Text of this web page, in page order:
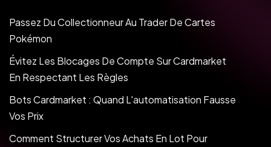
Passez Du Collectionneur Au Trader De Cartes
Pokémon
Évitez Les Blocages De Compte Sur Cardmarket
En Respectant Les Règles
Bots Cardmarket : Quand L'automatisation Fausse
Vos Prix
Comment Structurer Vos Achats En Lot Pour